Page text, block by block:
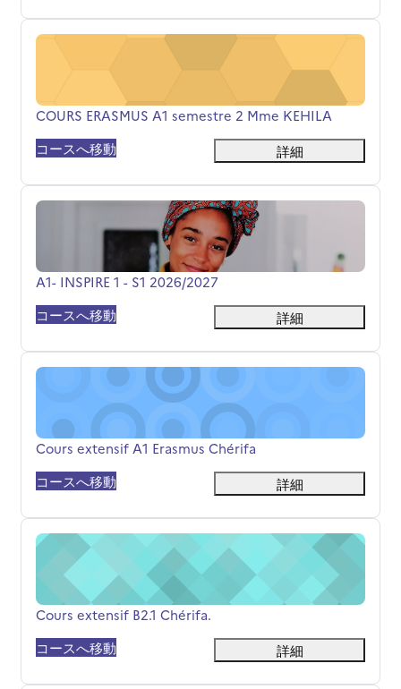
COURS ERASMUS A1 semestre 2 Mme KEHILA
コース名
COURS ERASMUS A1 semestre 2 Mme KEHILA
コースへ移動
詳細
A1- INSPIRE 1 - S1 2026/2027
コース名
A1- INSPIRE 1 - S1 2026/2027
コースへ移動
詳細
Cours extensif A1 Erasmus Chérifa
コース名
Cours extensif A1 Erasmus Chérifa
コースへ移動
詳細
Cours extensif B2.1 Chérifa.
コース名
Cours extensif B2.1 Chérifa.
コースへ移動
詳細